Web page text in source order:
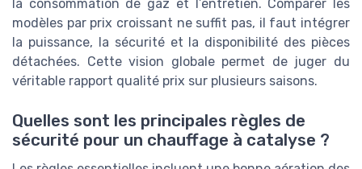
la consommation de gaz et l’entretien. Comparer les
modèles par prix croissant ne suffit pas, il faut intégrer
la puissance, la sécurité et la disponibilité des pièces
détachées. Cette vision globale permet de juger du
véritable rapport qualité prix sur plusieurs saisons.
Quelles sont les principales règles de
sécurité pour un chauffage à catalyse ?